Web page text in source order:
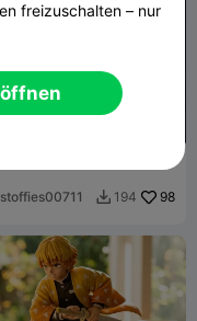
Tag
stoffies00711  194 98
freizuschalten – nur